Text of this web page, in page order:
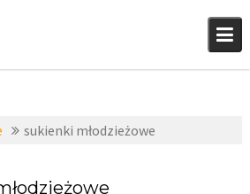
sukienki młodzieżowe